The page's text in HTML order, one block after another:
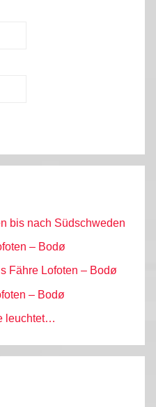
bis nach Südschweden
– Bodø
Fähre Lofoten – Bodø
– Bodø
leuchtet…